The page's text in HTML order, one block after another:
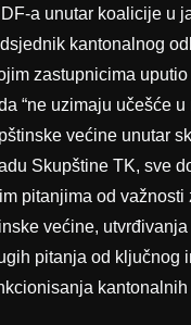
a unutar koalicije u
kantonalnog
zastupnicima
“ne uzimaju učešće u
većine unutar
Skupštine TK, sve
pitanjima od
većine, utvrđivanja
pitanja od ključnog
kantonalnih